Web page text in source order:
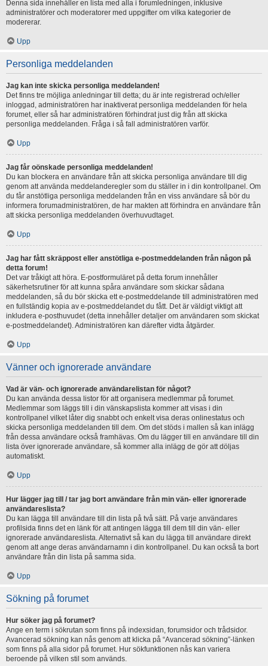
Denna sida innehåller en lista med alla i forumledningen, inklusive
administratörer och moderatorer med uppgifter om vilka kategorier de
modererar.
Upp
Personliga meddelanden
Jag kan inte skicka personliga meddelanden!
Det finns tre möjliga anledningar till detta; du är inte registrerad och/eller
inloggad, administratören har inaktiverat personliga meddelanden för hela
forumet, eller så har administratören förhindrat just dig från att skicka
personliga meddelanden. Fråga i så fall administratören varför.
Upp
Jag får oönskade personliga meddelanden!
Du kan blockera en användare från att skicka personliga användare till dig
genom att använda meddelanderegler som du ställer in i din kontrollpanel. Om
du får anstötliga personliga meddelanden från en viss användare så bör du
informera forumadministratören, de har makten att förhindra en användare från
att skicka personliga meddelanden överhuvudtaget.
Upp
Jag har fått skräppost eller anstötliga e-postmeddelanden från någon på
detta forum!
Det var tråkigt att höra. E-postformuläret på detta forum innehåller
säkerhetsrutiner för att kunna spåra användare som skickar sådana
meddelanden, så du bör skicka ett e-postmeddelande till administratören med
en fullständig kopia av e-postmeddelandet du fått. Det är väldigt viktigt att
inkludera e-posthuvudet (detta innehåller detaljer om användaren som skickat
e-postmeddelandet). Administratören kan därefter vidta åtgärder.
Upp
Vänner och ignorerade användare
Vad är vän- och ignorerade användarelistan för något?
Du kan använda dessa listor för att organisera medlemmar på forumet.
Medlemmar som läggs till i din vänskapslista kommer att visas i din
kontrollpanel vilket låter dig snabbt och enkelt visa deras onlinestatus och
skicka personliga meddelanden till dem. Om det stöds i mallen så kan inlägg
från dessa användare också framhävas. Om du lägger till en användare till din
lista över ignorerade användare, så kommer alla inlägg de gör att döljas
automatiskt.
Upp
Hur lägger jag till / tar jag bort användare från min vän- eller ignorerade
användareslista?
Du kan lägga till användare till din lista på två sätt. På varje användares
profilsida finns det en länk för att antingen lägga till dem till din vän- eller
ignorerade användareslista. Alternativt så kan du lägga till användare direkt
genom att ange deras användarnamn i din kontrollpanel. Du kan också ta bort
användare från din lista på samma sida.
Upp
Sökning på forumet
Hur söker jag på forumet?
Ange en term i sökrutan som finns på indexsidan, forumsidor och trådsidor.
Avancerad sökning kan nås genom att klicka på “Avancerad sökning”-länken
som finns på alla sidor på forumet. Hur sökfunktionen nås kan variera
beroende på vilken stil som används.